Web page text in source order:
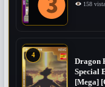
158
4
Dragon
Special
[Mega]